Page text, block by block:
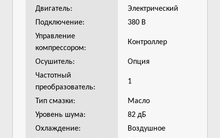
Двигатель:
Электрический
Подключение:
380 В
Управление
компрессором:
Контроллер
Осушитель:
Опция
Частотный
преобразователь:
1
Тип смазки:
Масло
Уровень шума:
82 дБ
Охлаждение:
Воздушное